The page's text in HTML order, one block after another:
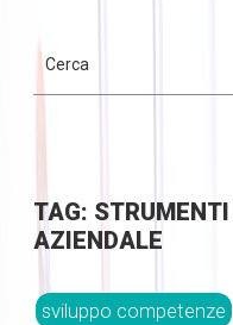
TAG:
AZIENDALE
sviluppo competenze